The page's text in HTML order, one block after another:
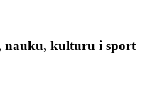
nauku, kulturu i sport